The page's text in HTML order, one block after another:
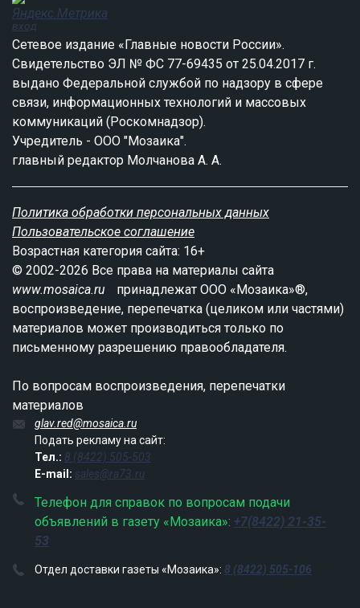
вход
Сетевое издание «Главные новости России».
Свидетельство ЭЛ № ФС 77-69435 от 25.04.2017 г.
выдано Федеральной службой по надзору в сфере
связи, информационных технологий и массовых
коммуникаций (Роскомнадзор).
Учредитель - ООО "Мозаика".
главный редактор Молчанова А. А.
Политика обработки персональных данных
Пользовательское соглашение
Возрастная категория сайта: 16+
© 2002-2026 Все права на материалы сайта
www.mosaica.ru
принадлежат ООО «Мозаика»®,
воспроизведение, перепечатка (целиком или частями)
материалов может производиться только по
письменному разрешению правообладателя.
По вопросам воспроизведения, перепечатки
материалов
glav.red@mosaica.ru
Подать рекламу на сайт:
Тел.: 8 (8422) 505-503
E-mail: sales@ra73.ru
Телефон для справок по вопросам подачи
объявлений в газету «Мозаика»: +7(8422) 21-35-
53
Отдел доставки газеты «Мозаика»: 8 (8422) 505-106